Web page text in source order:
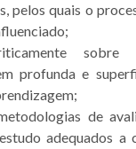
pelos quais o
sobre
profunda e
de
adequados a